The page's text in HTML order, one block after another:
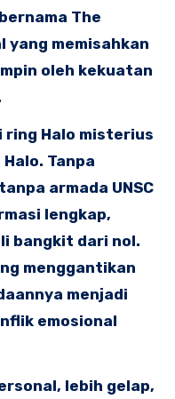
The
yang memisahkan
oleh kekuatan
Halo misterius
Tanpa
armada UNSC
lengkap,
bangkit dari nol.
menggantikan
menjadi
emosional
lebih gelap,